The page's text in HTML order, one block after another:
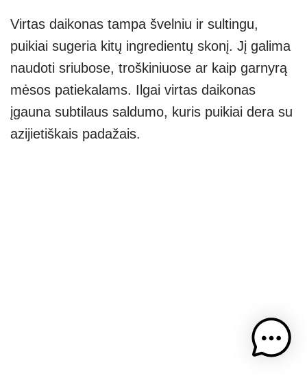
Virtas daikonas tampa švelniu ir sultingu,
puikiai sugeria kitų ingredientų skonį. Jį galima
naudoti sriubose, troškiniuose ar kaip garnyrą
mėsos patiekalams. Ilgai virtas daikonas
įgauna subtilaus saldumo, kuris puikiai dera su
azijietiškais padažais.